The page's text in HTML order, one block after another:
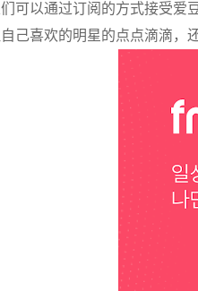
可以通过订阅的方式接受爱
己喜欢的明星的点点滴滴，